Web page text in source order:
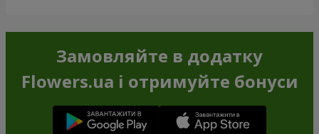
Замовляйте в додатку
Flowers.ua і отримуйте бонуси